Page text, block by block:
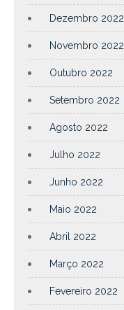
Dezembro 2022
Novembro 2022
Outubro 2022
Setembro 2022
Agosto 2022
Julho 2022
Junho 2022
Maio 2022
Abril 2022
Março 2022
Fevereiro 2022